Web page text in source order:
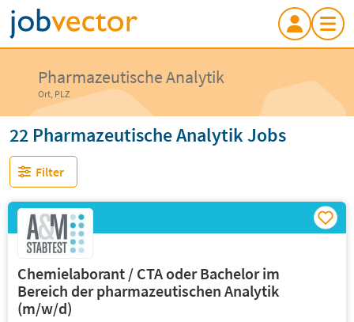
Pharmazeutische Analytik
Ort, PLZ
22 Pharmazeutische Analytik Jobs
Filter
Chemielaborant / CTA oder Bachelor im
Bereich der pharmazeutischen Analytik
(m/w/d)